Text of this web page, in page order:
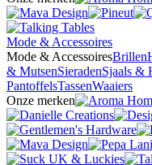
Mode & Accessoires
Mode & AccessoiresBrillen
& MutsenSieradenSjaals &
PantoffelsTassenWaaiers
Onze merken